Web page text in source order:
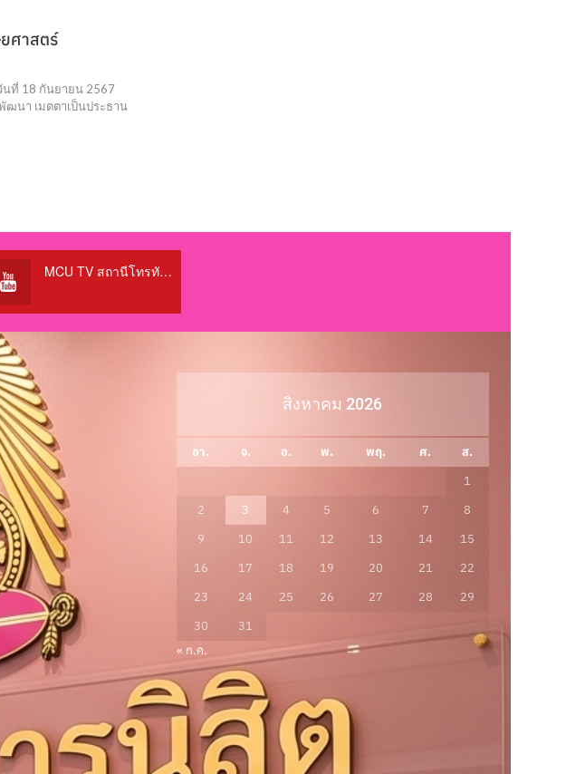
ศาสตร์
นที่ 18 กันยายน 2567
นา เมตตาเป็นประธาน
MCU TV สถานีโทรทัศน์เพื่อการศึกษา @OfficialTBCChannel
สิงหาคม 2026
อา. จ. อ. พ. พฤ. ศ.
ส.
1
2
3 4 5 6 7
8
9
10 11 12 13 14
15
16
17 18 19 20 21
22
23
24 25 26 27 28
29
30
31
« ก.ค.